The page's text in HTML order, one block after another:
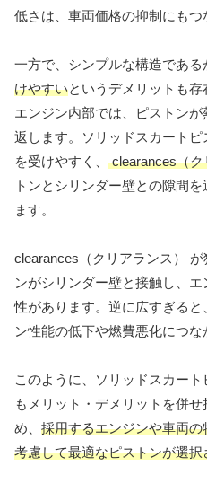
低さは、車両価格の抑制にもつ
一方で、シンプルな構造である
けやすいというデメリットも
エンジン内部では、ピストン
返します。ソリッドスカート
を受けやすく、 clearances（ク
トンとシリンダー壁との隙間
ます。
clearances（クリアランス）
ンがシリンダー壁と接触し、
性があります。逆に広すぎる
ン性能の低下や燃費悪化につな
このように、ソリッドスカー
もメリット・デメリットを併
め、 採用するエンジンや車両
考慮して最適なピストンが選択